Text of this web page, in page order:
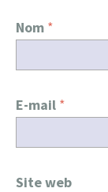
Nom *
E-mail *
Site web